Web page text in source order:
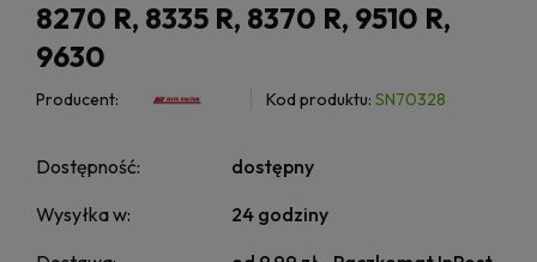
8270 R, 8335 R, 8370 R, 9510 R,
9630
Producent: Kod produktu: SN70328
Dostępność:
dostępny
Wysyłka w:
24 godziny